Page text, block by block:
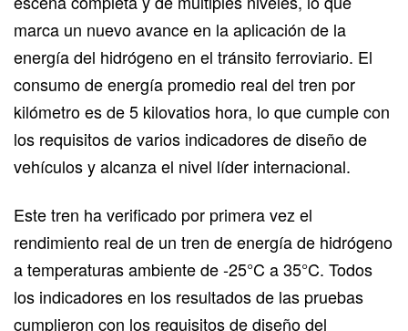
marca un nuevo avance en la aplicación de la
energía del hidrógeno en el tránsito ferroviario. El
consumo de energía promedio real del tren por
kilómetro es de 5 kilovatios hora, lo que cumple con
los requisitos de varios indicadores de diseño de
vehículos y alcanza el nivel líder internacional.
Este tren ha verificado por primera vez el
rendimiento real de un tren de energía de hidrógeno
a temperaturas ambiente de -25°C a 35°C. Todos
los indicadores en los resultados de las pruebas
cumplieron con los requisitos de diseño del